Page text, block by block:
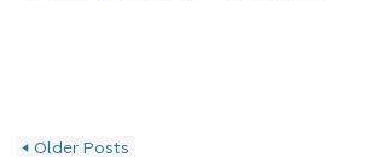
◀ Older Posts